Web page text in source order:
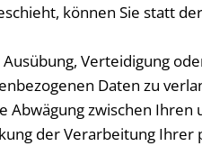
können Sie statt
Verteidigung
Daten zu
Abwägung zwischen
der Verarbeitung